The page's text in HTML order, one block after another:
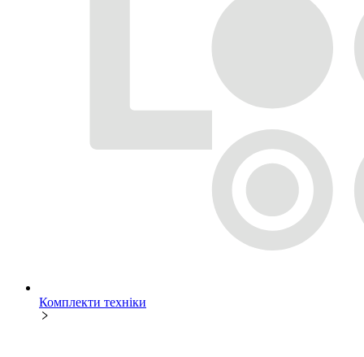
Комплекти техніки